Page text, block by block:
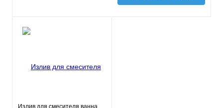
Излив для смесителя ванна